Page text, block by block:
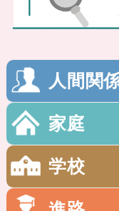
人間関
家庭
学校